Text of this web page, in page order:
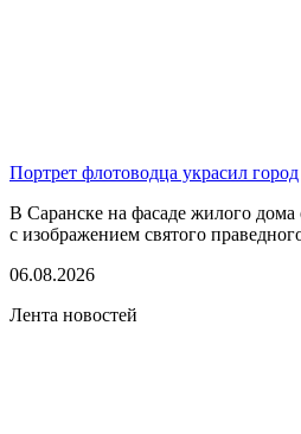
Портрет флотоводца украсил город
В Саранске на фасаде жилого
с изображением святого
06.08.2026
Лента новостей